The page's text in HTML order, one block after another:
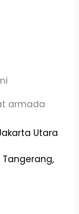
armada
Utara
Tangerang,